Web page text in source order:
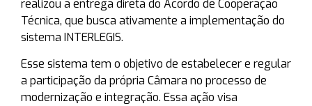
realizou a entrega direta do Acordo de Cooperação
Técnica, que busca ativamente a implementação do
sistema INTERLEGIS.
Esse sistema tem o objetivo de estabelecer e regular
a participação da própria Câmara no processo de
modernização e integração. Essa ação visa